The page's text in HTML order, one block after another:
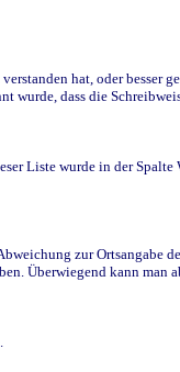
hat, oder besser
wurde, dass die
Liste wurde in der
zur Ortsangabe
Überwiegend kann man